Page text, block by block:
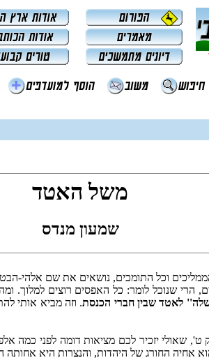
משל האטד
שמעון מנדס
וכל התומכים, נושאים את שם
שנוכל לומר: כל האפסים רוצים למלוך.
לאטד שבין חברי הכנסת. וזה מביא אותי
שאולי יזכיר לכם מציאות דומה לפני כמה
אחיה החורג של היהדות, והנצרות היא אחותה